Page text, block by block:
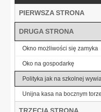
PIERWSZA STRONA
DRUGA STRONA
Okno możliwości się zamyka
Oko na gospodarkę
Polityka jak na szkolnej
Unijna kasa na bocznym torze
TRZECIA STRONA